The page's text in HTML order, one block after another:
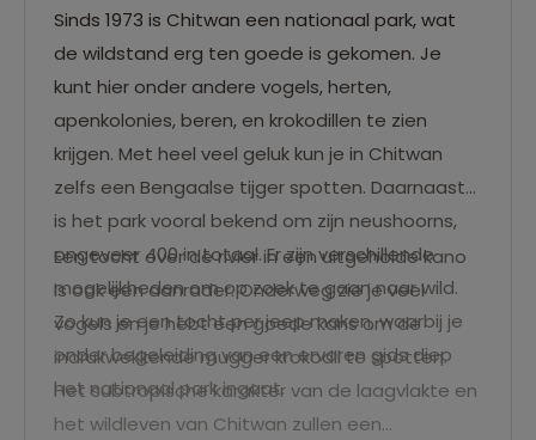
Sinds 1973 is Chitwan een nationaal park, wat
de wildstand erg ten goede is gekomen. Je
kunt hier onder andere vogels, herten,
apenkolonies, beren, en krokodillen te zien
krijgen. Met heel veel geluk kun je in Chitwan
zelfs een Bengaalse tijger spotten. Daarnaast
is het park vooral bekend om zijn neushoorns,
ongeveer 400 in totaal. Er zijn verschillende
mogelijkheden om op zoek te gaan naar wild.
Zo kun je een tocht per jeep maken, waarbij je
onder begeleiding van een ervaren gids diep
het nationaal park ingaat.
Een tocht over de rivier in een uitgeholde kano
is ook een aanrader. Onderweg zie je veel
vogels en je hebt een goede kans om de
indrukwekkende mugger krokodil te spotten.
Het subtropische karakter van de laagvlakte en
het wildleven van Chitwan zullen een